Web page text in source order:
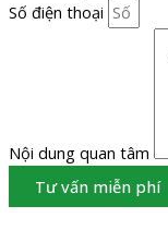
Số điện thoại
Nội dung quan tâm
Tư vấn miễn phí